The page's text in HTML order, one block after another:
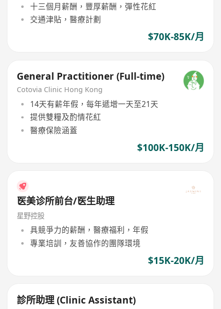
十三個月薪酬，豐厚薪酬，彈性花紅
交通津貼，醫療計劃
$70K-85K/月
General Practitioner (Full-time)
Cotovia Clinic Hong Kong
14天有薪年假，每年遞增一天至21天
提供雙糧及酌情花紅
醫療保險涵蓋
$100K-150K/月
医美诊所前台/医生助理
星野控股
具競爭力的薪酬，醫療福利，年假
專業培訓，友善協作的團隊環境
$15K-20K/月
診所助理 (Clinic Assistant)